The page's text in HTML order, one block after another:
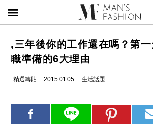
,三年後你的工作還在嗎？第
職準備的6大理由
精選轉貼 2015.01.05 生活話題